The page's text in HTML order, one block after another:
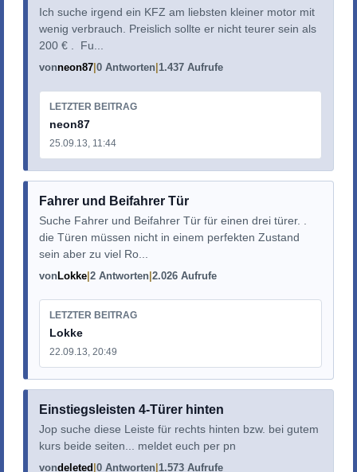
Ich suche irgend ein KFZ am liebsten kleiner motor mit
wenig verbrauch. Preislich sollte er nicht teurer sein als
200 € . Fu...
vonneon87 0 Antworten 1.437 Aufrufe
LETZTER BEITRAG
neon87
25.09.13, 11:44
Fahrer und Beifahrer Tür
Suche Fahrer und Beifahrer Tür für einen drei türer. .
die Türen müssen nicht in einem perfekten Zustand
sein aber zu viel Ro...
vonLokke 2 Antworten 2.026 Aufrufe
LETZTER BEITRAG
Lokke
22.09.13, 20:49
Einstiegsleisten 4-Türer hinten
Jop suche diese Leiste für rechts hinten bzw. bei gutem
kurs beide seiten... meldet euch per pn
vondeleted 0 Antworten 1.573 Aufrufe